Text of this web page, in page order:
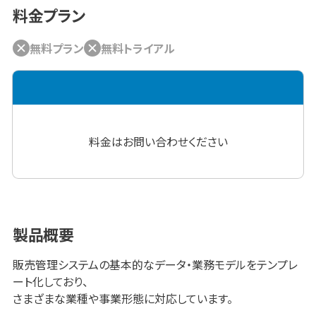
料金プラン
無料プラン 無料トライアル
料金はお問い合わせください
製品概要
販売管理システムの基本的なデータ・業務モデルをテンプレ
ート化しており、
さまざまな業種や事業形態に対応しています。